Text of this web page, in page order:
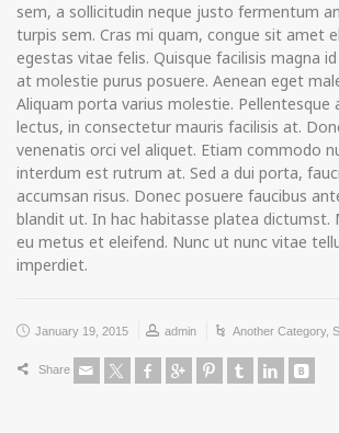
sem, a sollicitudin neque justo fermentum
turpis sem. Cras mi quam, congue sit amet
egestas vitae felis. Quisque facilisis magna
at molestie purus posuere. Aenean eget
Aliquam porta varius molestie. Pellentesque
lectus, in consectetur mauris facilisis at.
venenatis orci vel aliquet. Etiam commodo
interdum est rutrum at. Sed a dui porta,
accumsan risus. Donec posuere faucibus
blandit ut. In hac habitasse platea dictumst.
eu metus et eleifend. Nunc ut nunc vitae
imperdiet.
January 19, 2015 admin Another Category,
Share